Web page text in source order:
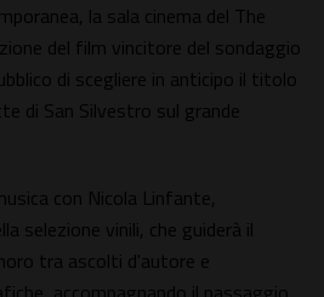
la sala cinema del The
del film vincitore del sondaggio
di scegliere in anticipo il titolo
di San Silvestro sul grande
con Nicola Linfante,
selezione vinili, che guiderà il
tra ascolti d'autore e